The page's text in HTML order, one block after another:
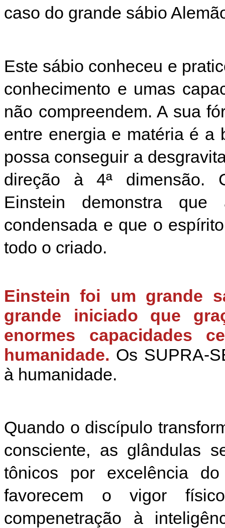
caso do grande sábio
Este sábio conheceu e
conhecimento e umas
não compreendem. A sua
entre energia e matéria é a
possa conseguir a
direção à 4ª dimensão.
Einstein demonstra
condensada e que o
todo o criado.
Einstein foi um grande
grande iniciado que
enormes capacidades
humanidade. Os SUPRA-
à humanidade.
Quando o discípulo
consciente, as glândulas
tônicos por excelência
favorecem o vigor
compenetração à